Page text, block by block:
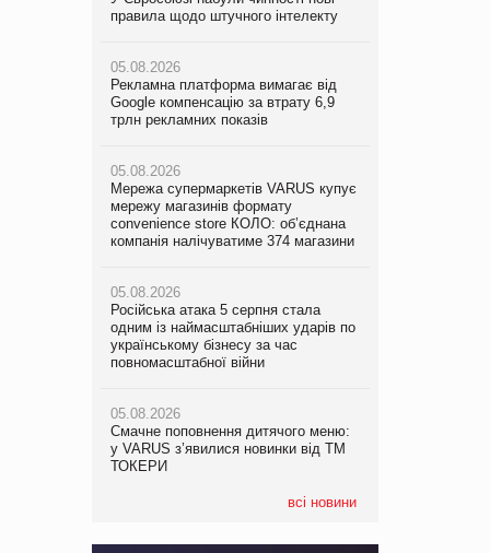
правила щодо штучного інтелекту
05.08.2026
Рекламна платформа вимагає від
Google компенсацію за втрату 6,9
трлн рекламних показів
05.08.2026
Мережа супермаркетів VARUS купує
мережу магазинів формату
convenience store КОЛО: об’єднана
компанія налічуватиме 374 магазини
05.08.2026
Російська атака 5 серпня стала
одним із наймасштабніших ударів по
українському бізнесу за час
повномасштабної війни
05.08.2026
Смачне поповнення дитячого меню:
у VARUS з’явилися новинки від ТМ
ТОКЕРИ
всі новини
мережу магазинів формату
05.08.2026
Російська атака 5 серпня стала
повномасштабної війни
05.08.2026
Смачне поповнення дитячого меню:
05.08.2026
Сергій Лісунов про заморожені
хлібобулочні вироби на
04.08.2026
Через атаку РФ у Дніпрі пошкоджено
склад шоколаду Millennium
правила щодо штучного інтелекту
05.08.2026
Рекламна платформа вимагає від
Google компенсацію за втрату 6,9
трлн рекламних показів
05.08.2026
Adidas витратила понад $1 млрд на
маркетинг за квартал
рекламі екологічних продуктів
05.08.2026
AstraZeneca обговорює найбільшу